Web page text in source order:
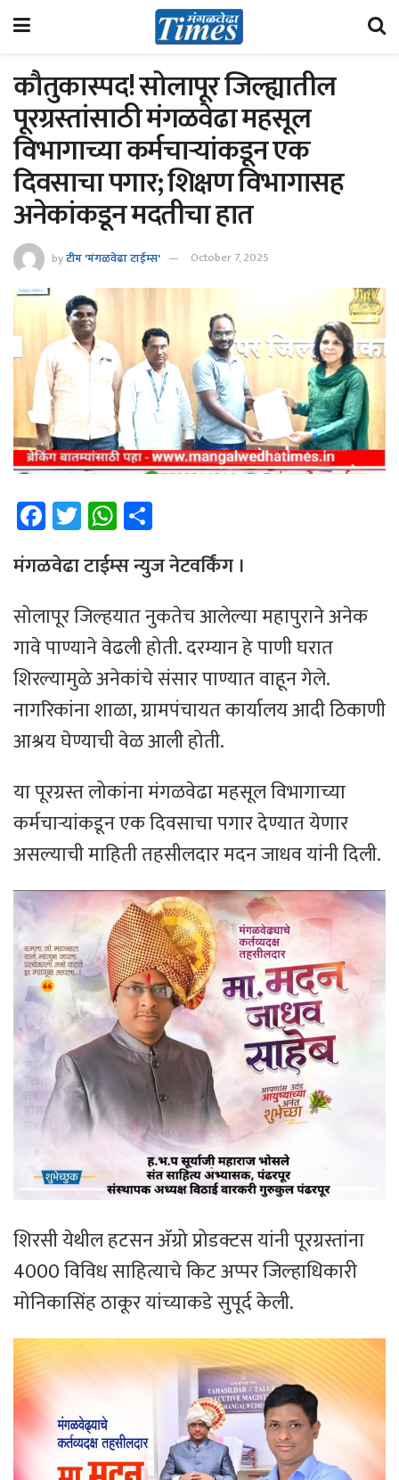
कौतुकास्पद! सोलापूर जिल्ह्यातील
पूरग्रस्तांसाठी मंगळवेढा महसूल
विभागाच्या कर्मचार्‍यांकडून एक
दिवसाचा पगार; शिक्षण विभागासह
अनेकांकडून मदतीचा हात
byटीम 'मंगळवेढा टाईम्स' October 7, 2025
Fa
ce
b
o
ok
T
wi
tt
er
W
h
at
sA
p
p
ar
e
मंगळवेढा टाईम्स न्युज नेटवर्किंग ।
सोलापूर जिल्हयात नुकतेच आलेल्या महापुराने अनेक
गावे पाण्याने वेढली होती. दरम्यान हे पाणी घरात
शिरल्यामुळे अनेकांचे संसार पाण्यात वाहून गेले.
नागरिकांना शाळा, ग्रामपंचायत कार्यालय आदी ठिकाणी
आश्रय घेण्याची वेळ आली होती.
या पूरग्रस्त लोकांना मंगळवेढा महसूल विभागाच्या
कर्मचार्‍यांकडून एक दिवसाचा पगार देण्यात येणार
असल्याची माहिती तहसीलदार मदन जाधव यांनी दिली.
शिरसी येथील हटसन अ‍ॅग्रो प्रोडक्टस यांनी पूरग्रस्तांना
4000 विविध साहित्याचे किट अप्पर जिल्हाधिकारी
मोनिकासिंह ठाकूर यांच्याकडे सुपूर्द केली.